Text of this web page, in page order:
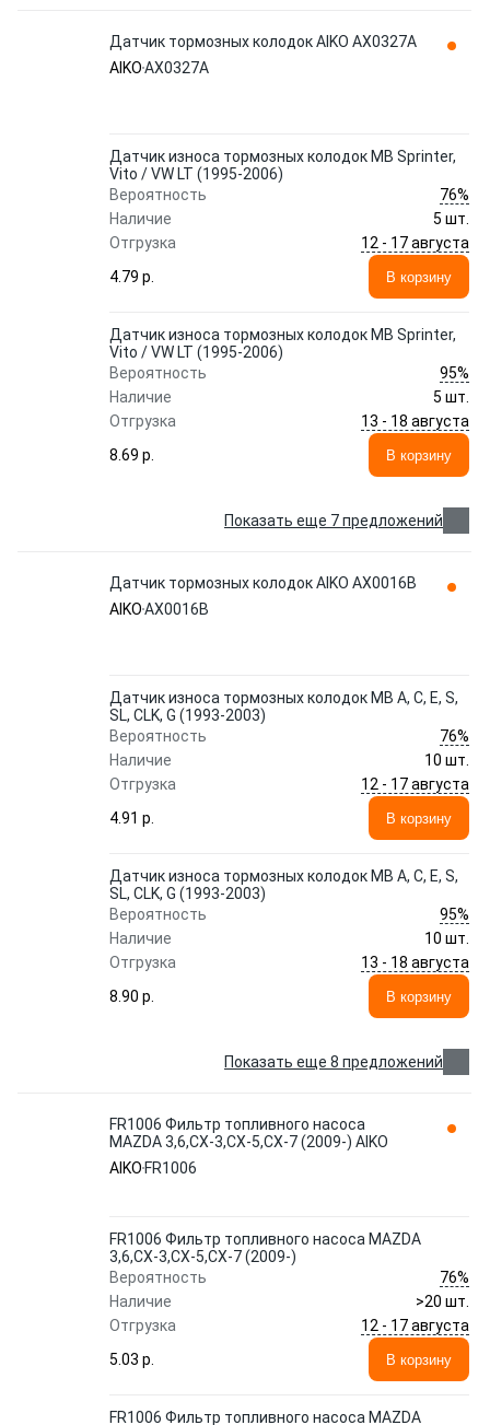
Датчик тормозных колодок AIKO AX0327A
AIKOAX0327A
Датчик износа тормозных колодок MB Sprinter,
Vito / VW LT (1995-2006)
Вероятность
76%
Наличие
5 шт.
Отгрузка
12 - 17 августа
4.79 p.
В корзину
Датчик износа тормозных колодок MB Sprinter,
Vito / VW LT (1995-2006)
Вероятность
95%
Наличие
5 шт.
Отгрузка
13 - 18 августа
8.69 p.
В корзину
Показать еще 7 предложений
Датчик тормозных колодок AIKO AX0016B
AIKOAX0016B
Датчик износа тормозных колодок MB A, C, E, S,
SL, CLK, G (1993-2003)
Вероятность
76%
Наличие
10 шт.
Отгрузка
12 - 17 августа
4.91 p.
В корзину
Датчик износа тормозных колодок MB A, C, E, S,
SL, CLK, G (1993-2003)
Вероятность
95%
Наличие
10 шт.
Отгрузка
13 - 18 августа
8.90 p.
В корзину
Показать еще 8 предложений
FR1006 Фильтр топливного насоса
MAZDA 3,6,CX-3,CX-5,CX-7 (2009-) AIKO
AIKO FR1006
FR1006 Фильтр топливного насоса MAZDA
3,6,CX-3,CX-5,CX-7 (2009-)
Вероятность
76%
Наличие
>20 шт.
Отгрузка
12 - 17 августа
5.03 p.
В корзину
FR1006 Фильтр топливного насоса MAZDA